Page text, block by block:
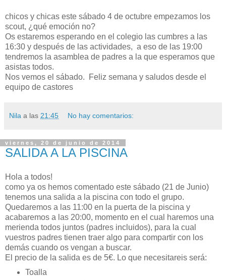
chicos y chicas este sábado 4 de octubre empezamos los
scout, ¿qué emoción no?
Os estaremos esperando en el colegio las cumbres a las
16:30 y después de las actividades, a eso de las 19:00
tendremos la asamblea de padres a la que esperamos que
asistas todos.
Nos vemos el sábado. Feliz semana y saludos desde el
equipo de castores
Nila a las 21:45 No hay comentarios:
viernes, 20 de junio de 2014
SALIDA A LA PISCINA
Hola a todos!
como ya os hemos comentado este sábado (21 de Junio)
tenemos una salida a la piscina con todo el grupo.
Quedaremos a las 11:00 en la puerta de la piscina y
acabaremos a las 20:00, momento en el cual haremos una
merienda todos juntos (padres incluidos), para la cual
vuestros padres tienen traer algo para compartir con los
demás cuando os vengan a buscar.
El precio de la salida es de 5€. Lo que necesitareis será:
Toalla